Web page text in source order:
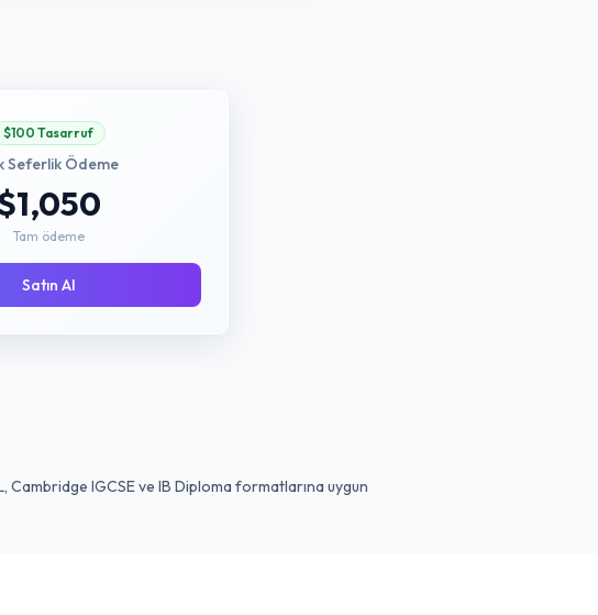
$100 Tasarruf
Seferlik Ödeme
Tam ödeme
Satın Al
Cambridge IGCSE ve IB Diploma formatlarına uygun